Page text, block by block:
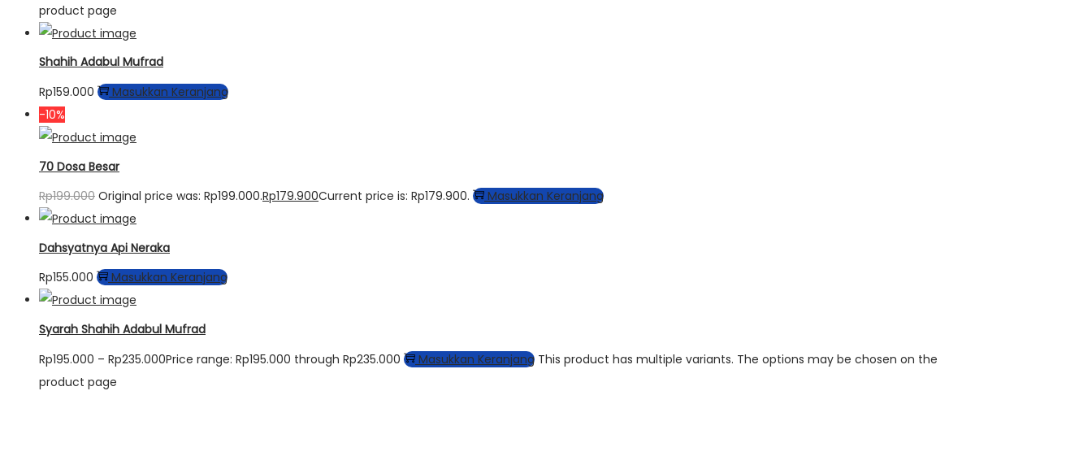
product page
Shahih Adabul Mufrad
Rp159.000
Masukkan Keranjang
-10%
70 Dosa Besar
Rp199.000 Original price was: Rp199.000.Rp179.900Current price is: Rp179.900. Masukkan Keranjang
Dahsyatnya Api Neraka
Rp155.000 Masukkan Keranjang
Syarah Shahih Adabul Mufrad
Rp195.000 – Rp235.000Price range: Rp195.000 through Rp235.000 Masukkan Keranjang This product has multiple variants. The options may be chosen on the
product page